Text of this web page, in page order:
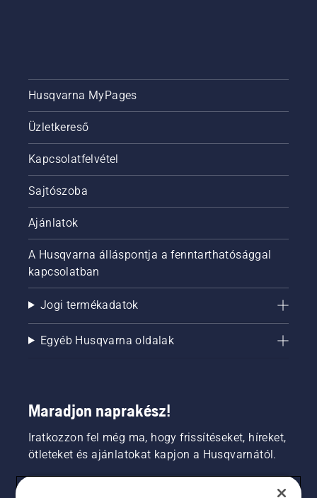
Husqvarna MyPages
Üzletkereső
Kapcsolatfelvétel
Sajtószoba
Ajánlatok
A Husqvarna álláspontja a fenntarthatósággal
kapcsolatban
Jogi termékadatok
Egyéb Husqvarna oldalak
Maradjon naprakész!
Iratkozzon fel még ma, hogy frissítéseket, híreket,
ötleteket és ajánlatokat kapjon a Husqvarnától.